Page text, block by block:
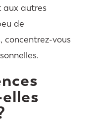
aux autres
de
concentrez-vous